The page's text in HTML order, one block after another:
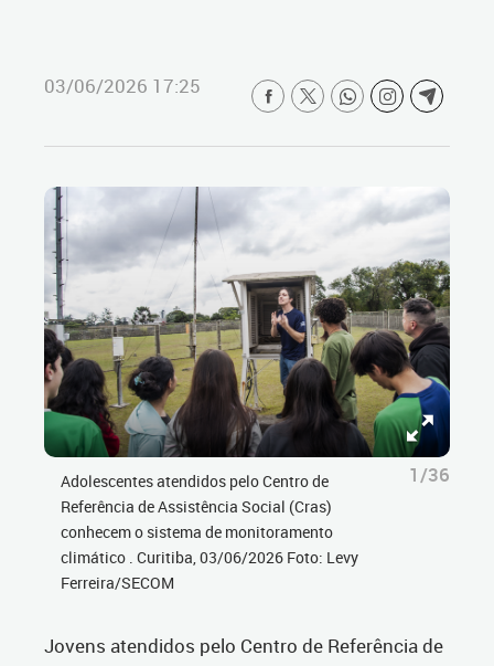
03/06/2026 17:25
Adolescentes atendidos pelo Centro de
Referência de Assistência Social (Cras)
conhecem o sistema de monitoramento
climático . Curitiba, 03/06/2026 Foto: Levy
Ferreira/SECOM
1/36
Jovens atendidos pelo Centro de Referência de